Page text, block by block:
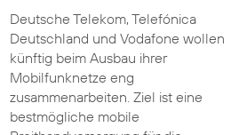
Deutsche Telekom, Telefónica
Deutschland und Vodafone wollen
künftig beim Ausbau ihrer
Mobilfunknetze eng
zusammenarbeiten. Ziel ist eine
bestmögliche mobile